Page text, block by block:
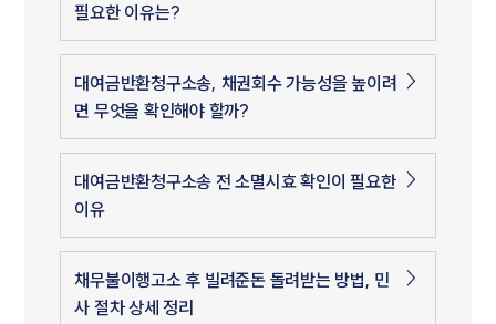
필요한 이유는?
대여금반환청구소송, 채권회수 가능성을 높이려
면 무엇을 확인해야 할까?
대여금반환청구소송 전 소멸시효 확인이 필요한
이유
채무불이행고소 후 빌려준돈 돌려받는 방법, 민
사 절차 상세 정리